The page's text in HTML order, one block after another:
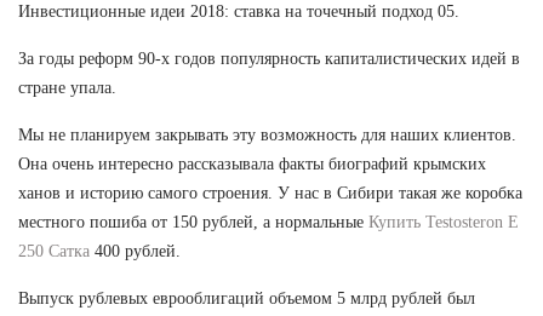
Инвестиционные идеи 2018: ставка на точечный подход 05.
За годы реформ 90-х годов популярность капиталистических идей в
стране упала.
Мы не планируем закрывать эту возможность для наших клиентов.
Она очень интересно рассказывала факты биографий крымских
ханов и историю самого строения. У нас в Сибири такая же коробка
местного пошиба от 150 рублей, а нормальные Купить Testosteron E
250 Сатка 400 рублей.
Выпуск рублевых еврооблигаций объемом 5 млрд рублей был